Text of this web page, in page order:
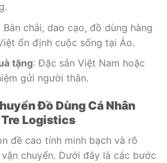
Bàn chải, dao cạo, đồ dùng hàng
ổn định cuộc sống tại Áo.
tặng: Đặc sản Việt Nam hoặc
gửi người thân.
Đồ Dùng Cá Nhân
Tre Logistics
đề cao tính minh bạch và rõ
chuyển. Dưới đây là các bước